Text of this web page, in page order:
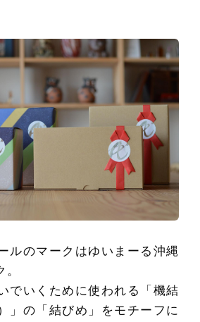
ルのマークはゆいまーる沖縄
でいくために使われる「機結
」の「結びめ」をモチーフに